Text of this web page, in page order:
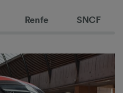
Renfe SNCF